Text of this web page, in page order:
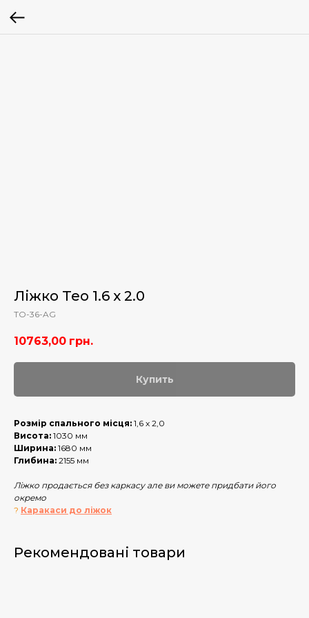
Ліжко Teo 1.6 x 2.0
TO-36-AG
10763,00 грн.
Купить
Розмір спального місця: 1,6 х 2,0
Висота: 1030 мм
Ширина: 1680 мм
Глибина: 2155 мм
Ліжко продається без каркасу але ви можете придбати його
окремо
? Каракаси до ліжок
Рекомендовані товари